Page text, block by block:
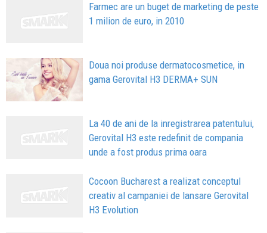
Farmec are un buget de marketing de peste
1 milion de euro, in 2010
Doua noi produse dermatocosmetice, in
gama Gerovital H3 DERMA+ SUN
La 40 de ani de la inregistrarea patentului,
Gerovital H3 este redefinit de compania
unde a fost produs prima oara
Cocoon Bucharest a realizat conceptul
creativ al campaniei de lansare Gerovital
H3 Evolution